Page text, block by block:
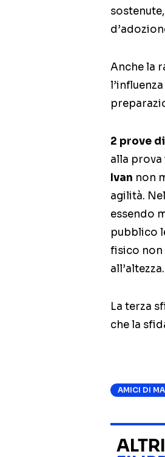
Anche la
2 prove
alla prova
Ivan non
agilità.
essendo
pubblico
fisico non
all’altezza.
La terza
che la
AMICI DI